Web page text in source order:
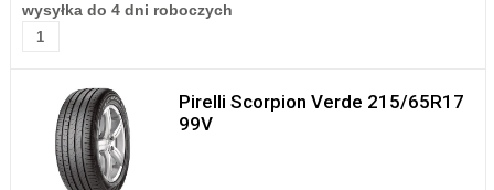
wysyłka do 4 dni roboczych
Pirelli Scorpion Verde 215/65R17
99V